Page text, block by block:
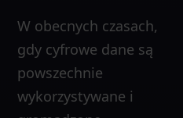
W obecnych czasach,
gdy cyfrowe dane są
powszechnie
wykorzystywane i